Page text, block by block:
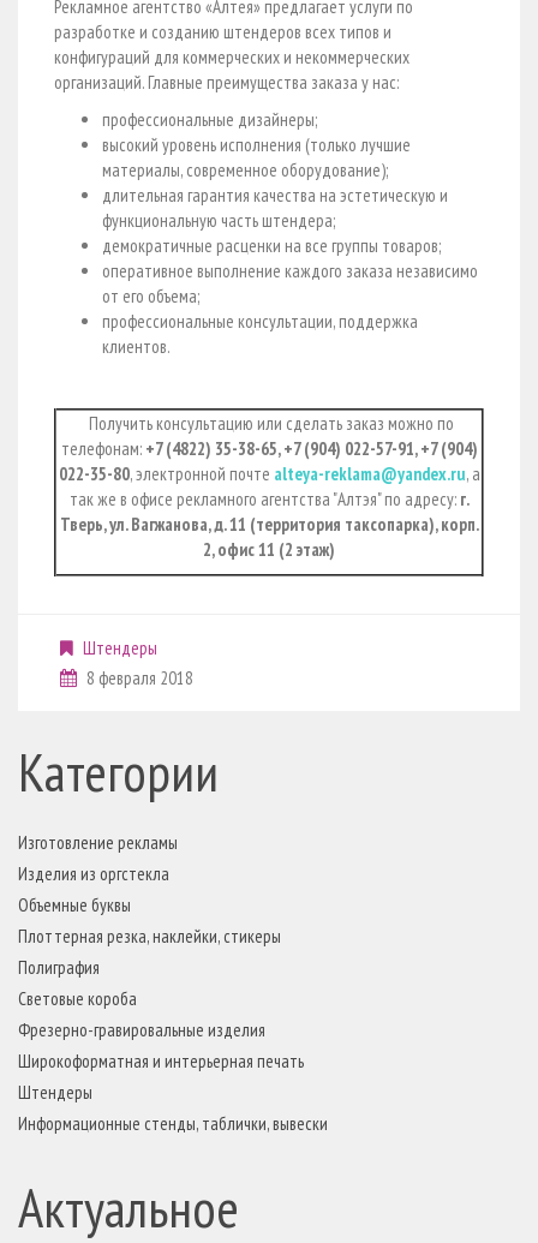
Рекламное агентство «Алтея» предлагает услуги по
разработке и созданию штендеров всех типов и
конфигураций для коммерческих и некоммерческих
организаций. Главные преимущества заказа у нас:
профессиональные дизайнеры;
высокий уровень исполнения (только лучшие
материалы, современное оборудование);
длительная гарантия качества на эстетическую и
функциональную часть штендера;
демократичные расценки на все группы товаров;
оперативное выполнение каждого заказа независимо
от его объема;
профессиональные консультации, поддержка
клиентов.
Получить консультацию или сделать заказ можно по
телефонам: +7 (4822) 35-38-65, +7 (904) 022-57-91, +7 (904)
022-35-80, электронной почте alteya-reklama@yandex.ru, а
так же в офисе рекламного агентства "Алтэя" по адресу: г.
Тверь, ул. Вагжанова, д. 11 (территория таксопарка), корп.
2, офис 11 (2 этаж)
Штендеры
8 февраля 2018
Категории
Изготовление рекламы
Изделия из оргстекла
Объемные буквы
Плоттерная резка, наклейки, стикеры
Полиграфия
Световые короба
Фрезерно-гравировальные изделия
Широкоформатная и интерьерная печать
Штендеры
Информационные стенды, таблички, вывески
Актуальное